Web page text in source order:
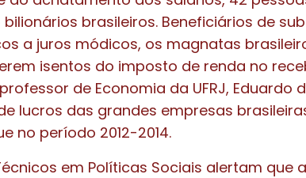
bilionários brasileiros. Beneficiários de
a juros módicos, os magnatas
isentos do imposto de renda no
de Economia da UFRJ, Eduardo
lucros das grandes empresas
no período 2012-2014.
em Políticas Sociais alertam que